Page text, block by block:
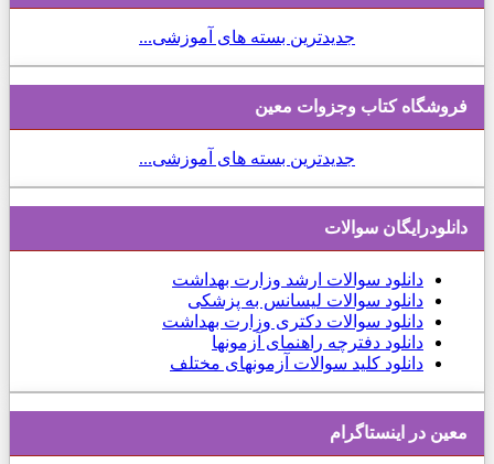
جدیدترین بسته های آموزشی...
فروشگاه کتاب وجزوات معین
جدیدترین بسته های آموزشی...
دانلودرایگان سوالات
دانلود سوالات ارشد وزارت بهداشت
دانلود سوالات لیسانس به پزشکی
دانلود سوالات دکتری وزارت بهداشت
دانلود دفترچه راهنمای آزمونها
دانلود کلید سوالات آزمونهای مختلف
معین در اینستاگرام